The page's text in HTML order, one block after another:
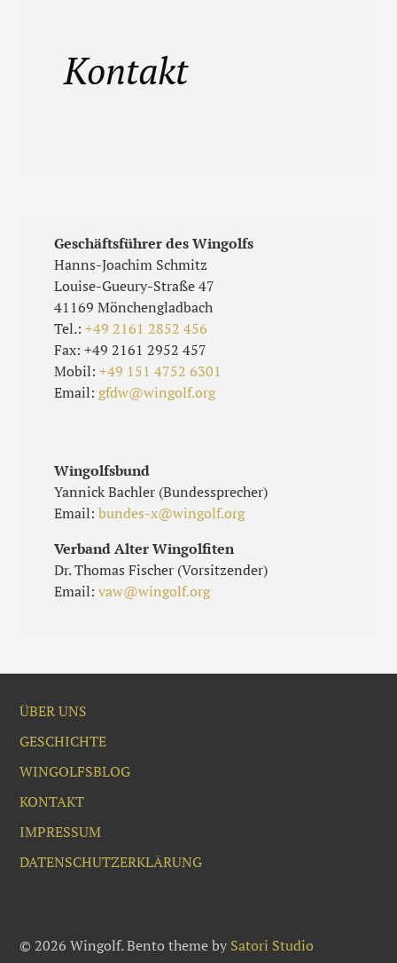
Kontakt
Geschäftsführer des Wingolfs
Hanns-Joachim Schmitz
Louise-Gueury-Straße 47
41169 Mönchengladbach
Tel.: +49 2161 2852 456
Fax: +49 2161 2952 457
Mobil: +49 151 4752 6301
Email: gfdw@wingolf.org
Wingolfsbund
Yannick Bachler (Bundessprecher)
Email: bundes-x@wingolf.org
Verband Alter Wingolfiten
Dr. Thomas Fischer (Vorsitzender)
Email: vaw@wingolf.org
ÜBER UNS
GESCHICHTE
WINGOLFSBLOG
KONTAKT
IMPRESSUM
DATENSCHUTZERKLÄRUNG
© 2026 Wingolf. Bento theme by Satori Studio